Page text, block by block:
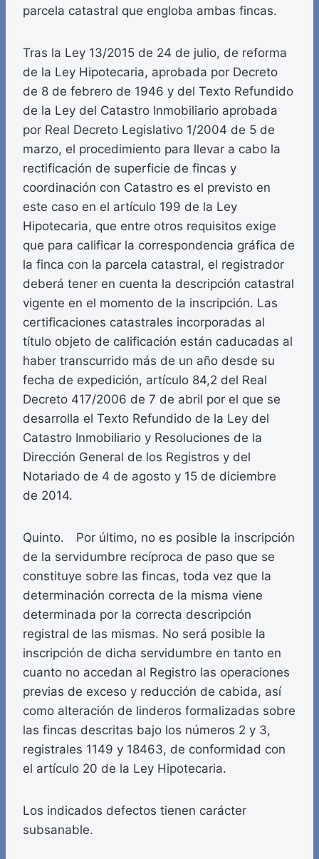
parcela catastral que engloba ambas fincas.
Tras la Ley 13/2015 de 24 de julio, de reforma
de la Ley Hipotecaria, aprobada por Decreto
de 8 de febrero de 1946 y del Texto Refundido
de la Ley del Catastro Inmobiliario aprobada
por Real Decreto Legislativo 1/2004 de 5 de
marzo, el procedimiento para llevar a cabo la
rectificación de superficie de fincas y
coordinación con Catastro es el previsto en
este caso en el artículo 199 de la Ley
Hipotecaria, que entre otros requisitos exige
que para calificar la correspondencia gráfica de
la finca con la parcela catastral, el registrador
deberá tener en cuenta la descripción catastral
vigente en el momento de la inscripción. Las
certificaciones catastrales incorporadas al
título objeto de calificación están caducadas al
haber transcurrido más de un año desde su
fecha de expedición, artículo 84,2 del Real
Decreto 417/2006 de 7 de abril por el que se
desarrolla el Texto Refundido de la Ley del
Catastro Inmobiliario y Resoluciones de la
Dirección General de los Registros y del
Notariado de 4 de agosto y 15 de diciembre
de 2014.
Quinto. Por último, no es posible la inscripción
de la servidumbre recíproca de paso que se
constituye sobre las fincas, toda vez que la
determinación correcta de la misma viene
determinada por la correcta descripción
registral de las mismas. No será posible la
inscripción de dicha servidumbre en tanto en
cuanto no accedan al Registro las operaciones
previas de exceso y reducción de cabida, así
como alteración de linderos formalizadas sobre
las fincas descritas bajo los números 2 y 3,
registrales 1149 y 18463, de conformidad con
el artículo 20 de la Ley Hipotecaria.
Los indicados defectos tienen carácter
subsanable.